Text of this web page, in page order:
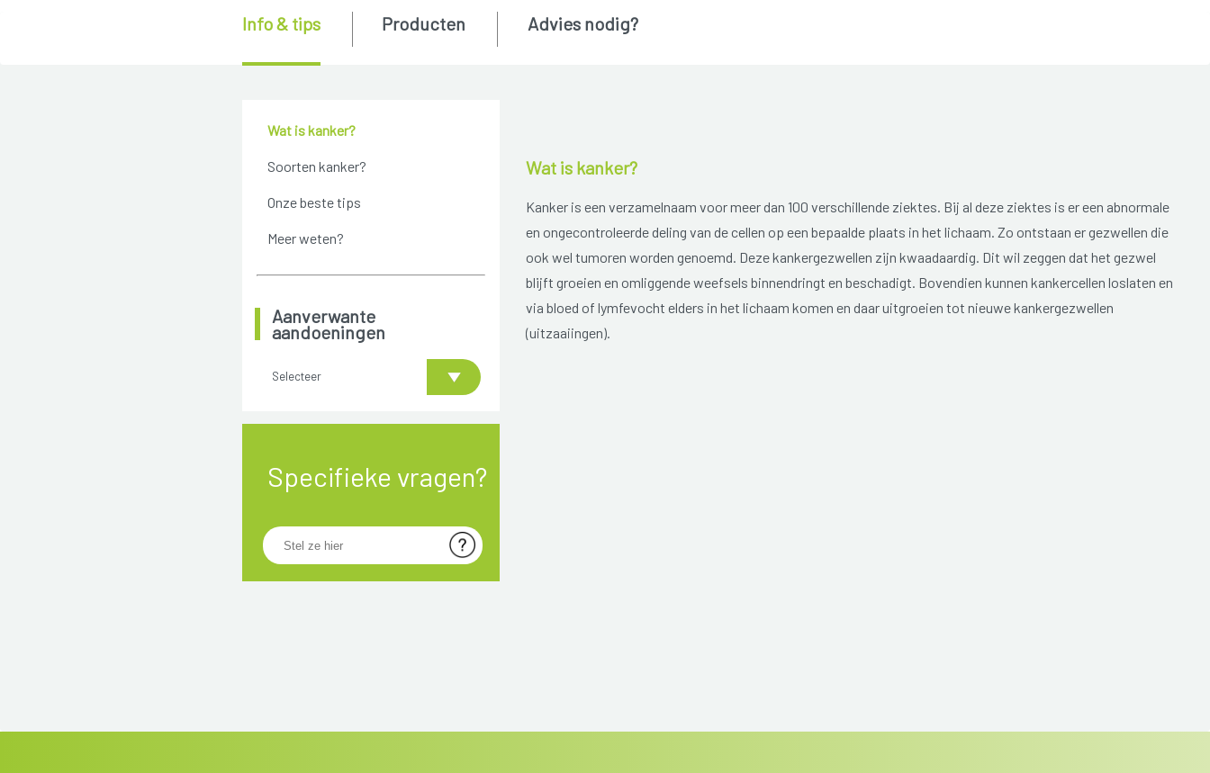
Wat is kanker?
Soorten kanker?
Onze beste tips
Meer weten?
Aanverwante
aandoeningen
Selecteer
Specifieke vragen?
Info & tips Producten Advies nodig?
Wat is kanker?
Kanker is een verzamelnaam voor meer dan 100 verschillende ziektes. Bij al deze ziektes is er een abnormale
en ongecontroleerde deling van de cellen op een bepaalde plaats in het lichaam. Zo ontstaan er gezwellen die
ook wel tumoren worden genoemd. Deze kankergezwellen zijn kwaadaardig. Dit wil zeggen dat het gezwel
blijft groeien en omliggende weefsels binnendringt en beschadigt. Bovendien kunnen kankercellen loslaten en
via bloed of lymfevocht elders in het lichaam komen en daar uitgroeien tot nieuwe kankergezwellen
(uitzaaiingen).